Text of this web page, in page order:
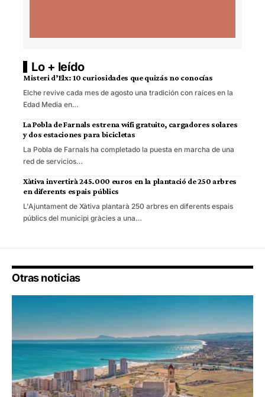
Lo + leído
Misteri d’Elx: 10 curiosidades que quizás no conocías
Elche revive cada mes de agosto una tradición con raíces en la
Edad Media en…
La Pobla de Farnals estrena wifi gratuito, cargadores solares
y dos estaciones para bicicletas
La Pobla de Farnals ha completado la puesta en marcha de una
red de servicios…
Xàtiva invertirà 245.000 euros en la plantació de 250 arbres
en diferents espais públics
L'Ajuntament de Xàtiva plantarà 250 arbres en diferents espais
públics del municipi gràcies a una…
Otras noticias